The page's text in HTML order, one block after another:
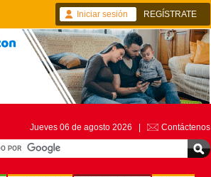
Iniciar sesión REGÍSTRATE
Jueves 06 de agosto 2026 | Contáctenos